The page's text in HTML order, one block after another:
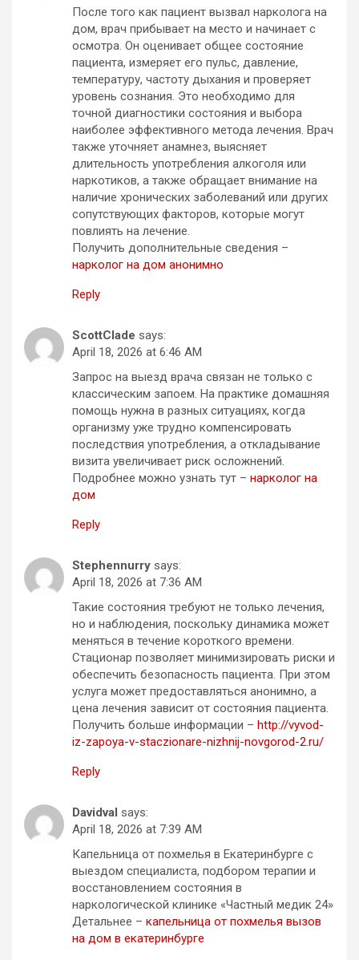
После того как пациент вызвал нарколога на
дом, врач прибывает на место и начинает с
осмотра. Он оценивает общее состояние
пациента, измеряет его пульс, давление,
температуру, частоту дыхания и проверяет
уровень сознания. Это необходимо для
точной диагностики состояния и выбора
наиболее эффективного метода лечения. Врач
также уточняет анамнез, выясняет
длительность употребления алкоголя или
наркотиков, а также обращает внимание на
наличие хронических заболеваний или других
сопутствующих факторов, которые могут
повлиять на лечение.
Получить дополнительные сведения –
нарколог на дом анонимно
Reply
ScottClade says:
April 18, 2026 at 6:46 AM
Запрос на выезд врача связан не только с
классическим запоем. На практике домашняя
помощь нужна в разных ситуациях, когда
организму уже трудно компенсировать
последствия употребления, а откладывание
визита увеличивает риск осложнений.
Подробнее можно узнать тут – нарколог на
дом
Reply
Stephennurry says:
April 18, 2026 at 7:36 AM
Такие состояния требуют не только лечения,
но и наблюдения, поскольку динамика может
меняться в течение короткого времени.
Стационар позволяет минимизировать риски и
обеспечить безопасность пациента. При этом
услуга может предоставляться анонимно, а
цена лечения зависит от состояния пациента.
Получить больше информации – http://vyvod-
iz-zapoya-v-staczionare-nizhnij-novgorod-2.ru/
Reply
Davidval says:
April 18, 2026 at 7:39 AM
Капельница от похмелья в Екатеринбурге с
выездом специалиста, подбором терапии и
восстановлением состояния в
наркологической клинике «Частный медик 24»
Детальнее – капельница от похмелья вызов
на дом в екатеринбурге